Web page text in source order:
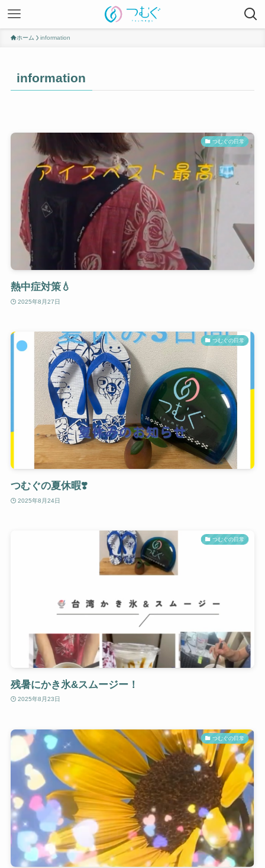
ホーム information
information
つむぐの日常
熱中症対策💧
2025年8月27日
つむぐの日常
つむぐの夏休暇❣️
2025年8月24日
つむぐの日常
残暑にかき氷&スムージー！
2025年8月23日
つむぐの日常